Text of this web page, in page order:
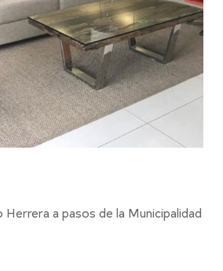
Herrera a pasos de la Municipalidad